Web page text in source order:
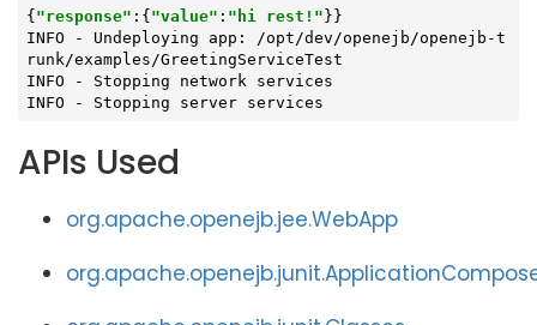
{"response" :{"value" : "hi rest!"}}
INFO - Undeploying app: /opt/dev/openejb/openejb-t
runk/examples/GreetingServiceTest
INFO - Stopping network services
INFO - Stopping server services
APIs Used
org.apache.openejb.jee.WebApp